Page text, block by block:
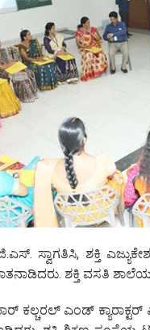
ಸ್ವಾಗತಿಸಿ, ಶಕ್ತಿ
ಶಕ್ತಿ ವಸತಿ
ಕಲ್ಚರಲ್‌ ಎಂಡ್‌